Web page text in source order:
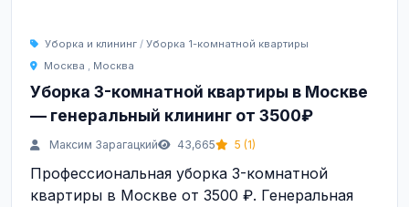
Уборка и клининг / Уборка 1-комнатной квартиры
Москва , Москва
Уборка 3-комнатной квартиры в Москве
— генеральный клининг от 3500₽
Максим Зарагацкий 43,665 5 (1)
Профессиональная уборка 3-комнатной
квартиры в Москве от 3500 ₽. Генеральная